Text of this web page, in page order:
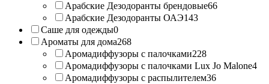
Арабские Дезодоранты брендовые66
Арабские Дезодоранты ОАЭ143
Саше для одежды0
Ароматы для дома268
Аромадиффузоры с палочками228
Аромадиффузоры с палочками Lux Jo Malone4
Аромадиффузоры с распылителем36